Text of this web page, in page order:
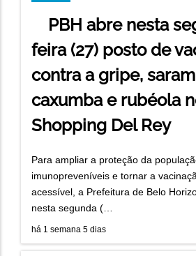
PBH abre nesta
feira (27) posto de
contra a gripe,
caxumba e rubéola
Shopping Del Rey
Para ampliar a proteção da
imunopreveníveis e tornar a
acessível, a Prefeitura de Belo
nesta segunda (…
há 1 semana 5 dias